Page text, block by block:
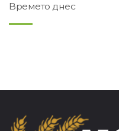
Времето днес